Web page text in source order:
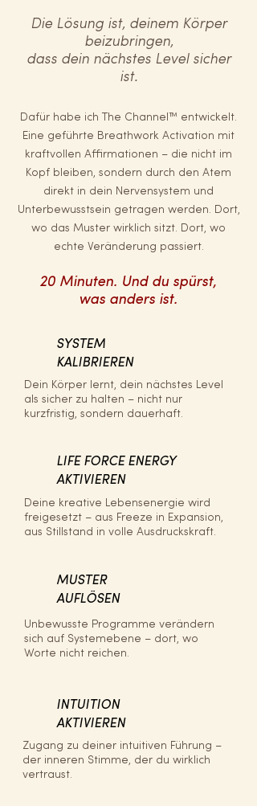
Die Lösung ist, deinem Körper
beizubringen,
dass dein nächstes Level sicher
ist.
Dafür habe ich The Channel™ entwickelt.
Eine geführte Breathwork Activation mit
kraftvollen Affirmationen – die nicht im
Kopf bleiben, sondern durch den Atem
direkt in dein Nervensystem und
Unterbewusstsein getragen werden. Dort,
wo das Muster wirklich sitzt. Dort, wo
echte Veränderung passiert.
20 Minuten. Und du spürst,
was anders ist.
SYSTEM
KALIBRIEREN
Dein Körper lernt, dein nächstes Level
als sicher zu halten – nicht nur
kurzfristig, sondern dauerhaft.
LIFE FORCE ENERGY
AKTIVIEREN
Deine kreative Lebensenergie wird
freigesetzt – aus Freeze in Expansion,
aus Stillstand in volle Ausdruckskraft.
MUSTER
AUFLÖSEN
Unbewusste Programme verändern
sich auf Systemebene – dort, wo
Worte nicht reichen.
INTUITION
AKTIVIEREN
Zugang zu deiner intuitiven Führung –
der inneren Stimme, der du wirklich
vertraust.